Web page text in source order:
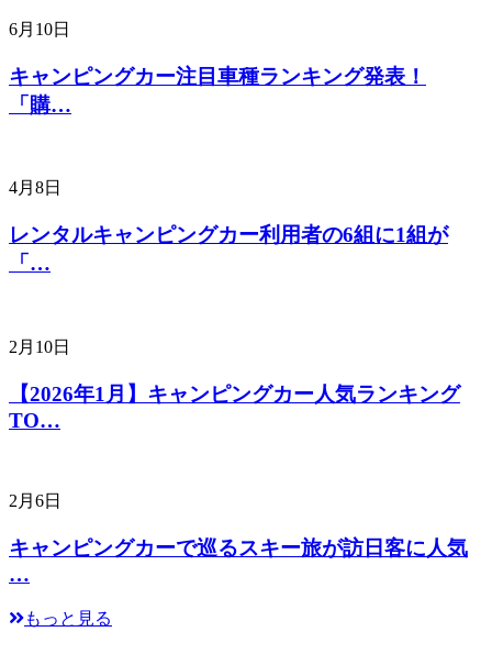
6月10日
キャンピングカー注目車種ランキング発表！
「購…
4月8日
レンタルキャンピングカー利用者の6組に1組が
「…
2月10日
【2026年1月】キャンピングカー人気ランキング
TO…
2月6日
キャンピングカーで巡るスキー旅が訪日客に人気
…
もっと見る